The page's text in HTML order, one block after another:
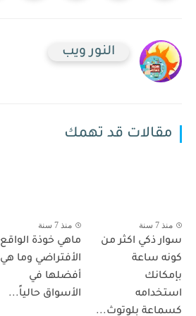
النور ويب
مقالات قد تهمك
منذ 7 سنة
سوار ذكي اكثر من
كونه ساعة
بإمكانك
استخدامه
كسماعة بلوتوث...
منذ 7 سنة
ماهي خوذة الواقع
الأفتراضي وما هي
أفضلها في
الأسواق حالياً...